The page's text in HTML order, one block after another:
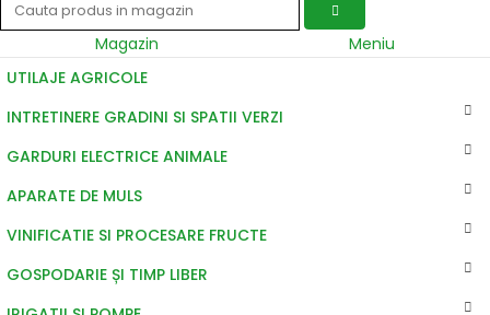
Magazin
Meniu
UTILAJE AGRICOLE
INTRETINERE GRADINI SI SPATII VERZI
GARDURI ELECTRICE ANIMALE
APARATE DE MULS
VINIFICATIE SI PROCESARE FRUCTE
GOSPODARIE ȘI TIMP LIBER